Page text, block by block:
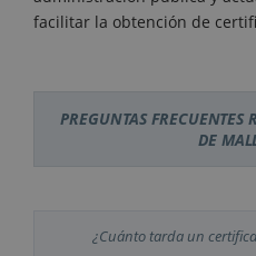
facilitar la obtención de
PREGUNTAS FRECUENTES
DE
¿Cuánto tarda un